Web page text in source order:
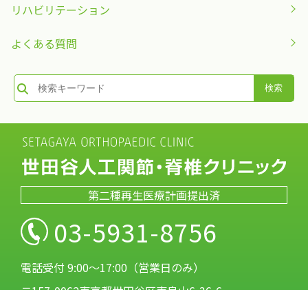
リハビリテーション
よくある質問
第二種再生医療計画提出済
03-5931-8756
電話受付 9:00～17:00（営業日のみ）